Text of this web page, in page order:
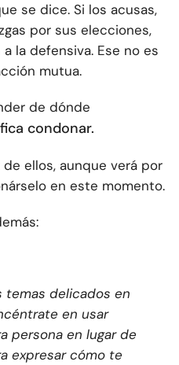
se dice. Si los acusas,
por sus elecciones,
la defensiva. Ese no es
mutua.
de dónde
condonar.
ellos, aunque verá por
en este momento.
temas delicados en
en usar
persona en lugar de
expresar cómo te